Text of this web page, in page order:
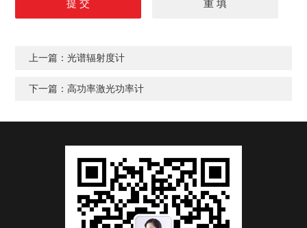
上一篇：光谱辐射度计
下一篇：高功率激光功率计